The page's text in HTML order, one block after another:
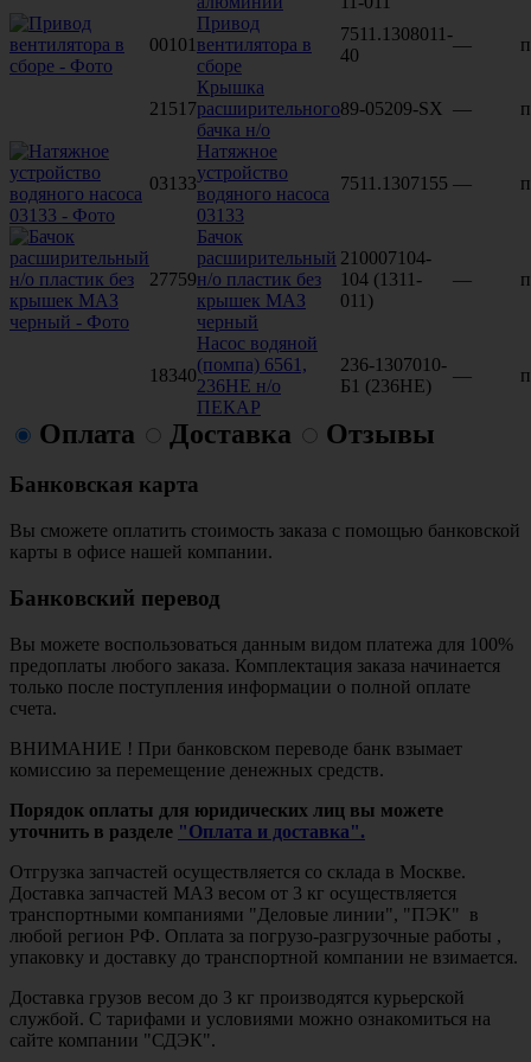
00101
Привод
вентилятора в
сборе
7511.1308011-
40
—
21517
Крышка
расширительного
бачка н/о
89-05209-SX —
03133
Натяжное
устройство
водяного насоса
03133
7511.1307155 —
27759
Бачок
расширительный
н/о пластик без
крышек МАЗ
черный
210007104-
104 (1311-
011)
—
18340
Насос водяной
(помпа) 6561,
236НЕ н/о
ПЕКАР
236-1307010-
Б1 (236НЕ)
—
Оплата Доставка Отзывы
Банковская карта
Вы сможете оплатить стоимость заказа с помощью банковской
карты в офисе нашей компании.
Банковский перевод
Вы можете воспользоваться данным видом платежа для 100%
предоплаты любого заказа. Комплектация заказа начинается
только после поступления информации о полной оплате
счета.
ВНИМАНИЕ ! При банковском переводе банк взымает
комиссию за перемещение денежных средств.
Порядок оплаты для юридических лиц вы можете
уточнить в разделе "Оплата и доставка".
Отгрузка запчастей осуществляется со склада в Москве.
Доставка запчастей МАЗ весом от 3 кг осуществляется
транспортными компаниями "Деловые линии", "ПЭК" в
любой регион РФ. Оплата за погрузо-разгрузочные работы ,
упаковку и доставку до транспортной компании не взимается.
Доставка грузов весом до 3 кг производятся курьерской
службой. С тарифами и условиями можно ознакомиться на
сайте компании "СДЭК".